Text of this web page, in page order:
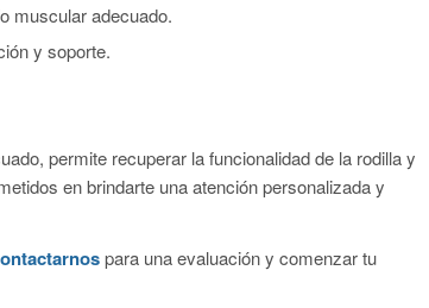
muscular adecuado.
y soporte.
permite recuperar la funcionalidad de la rodilla y
en brindarte una atención personalizada y
para una evaluación y comenzar tu